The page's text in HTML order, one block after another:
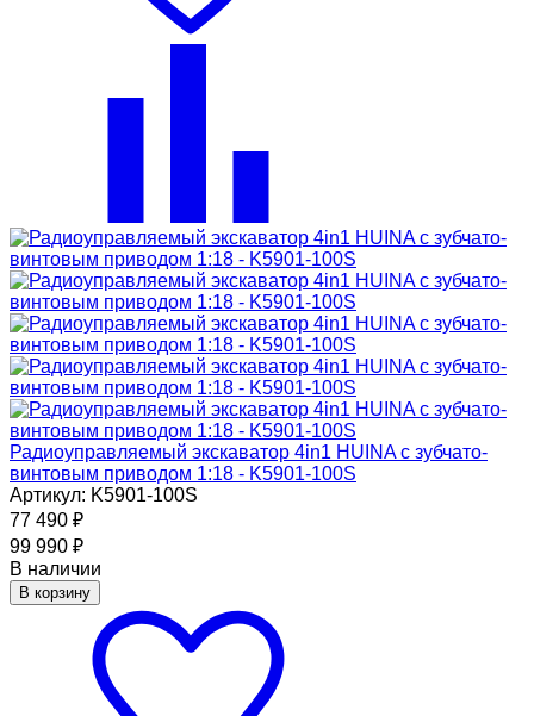
Радиоуправляемый экскаватор 4in1 HUINA с зубчато-
винтовым приводом 1:18 - K5901-100S
Артикул: K5901-100S
77 490 ₽
99 990 ₽
В наличии
В корзину